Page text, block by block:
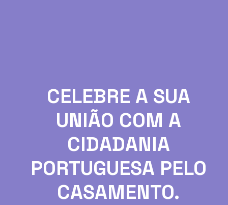
CELEBRE A SUA
UNIÃO COM A
CIDADANIA
PORTUGUESA PELO
CASAMENTO.